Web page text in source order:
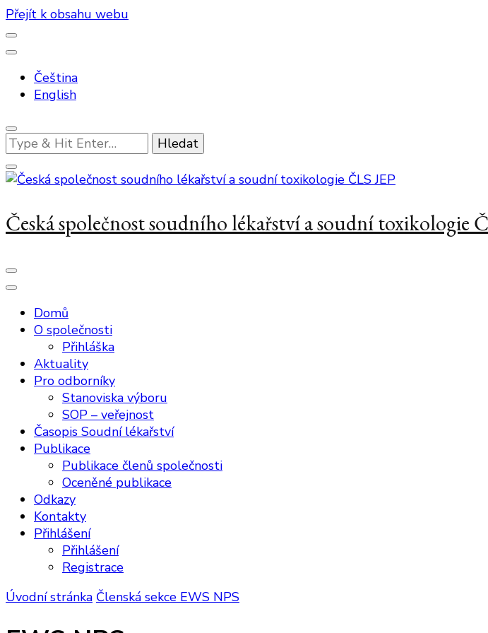
Přejít k obsahu webu
Čeština
English
Hledáte
něco
?
Česká společnost soudního lékařství a soudní toxikologie
Domů
O společnosti
Přihláška
Aktuality
Pro odborníky
Stanoviska výboru
SOP – veřejnost
Časopis Soudní lékařství
Publikace
Publikace členů společnosti
Oceněné publikace
Odkazy
Kontakty
Přihlášení
Přihlášení
Registrace
Úvodní stránka Členská sekce EWS NPS